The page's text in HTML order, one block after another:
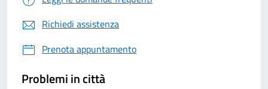
Richiedi assistenza
Prenota appuntamento
Problemi in città